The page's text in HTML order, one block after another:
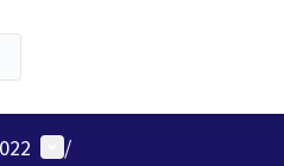
User menu
/